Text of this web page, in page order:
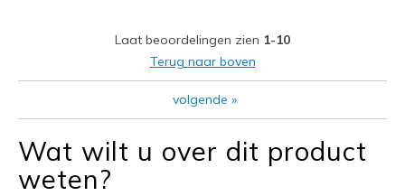
Feels too wide
Feels true to size
View On Shoes
Shoes are for Wearing
Laat beoordelingen zien 1-10
Terug naar boven
volgende »
Wat wilt u over dit product
weten?